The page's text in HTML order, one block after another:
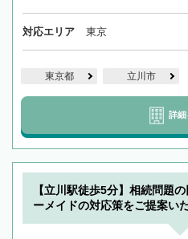
対応エリア 東京
東京都 立川市
詳細
【立川駅徒歩5分】相続問題
ーメイドの対応策をご提案い